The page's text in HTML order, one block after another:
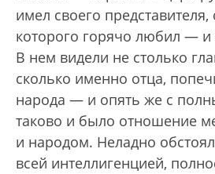
имел своего представителя,
которого горячо любил — и
В нем видели не столько
сколько именно отца,
народа — и опять же с
таково и было отношение
и народом. Неладно
всей интеллигенцией,